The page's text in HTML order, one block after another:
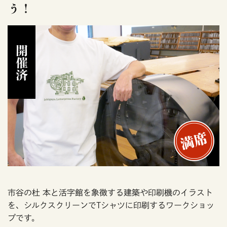
う！
開催済
市谷の杜 本と活字館を象徴する建築や印刷機のイラスト
を、シルクスクリーンでTシャツに印刷するワークショッ
プです。